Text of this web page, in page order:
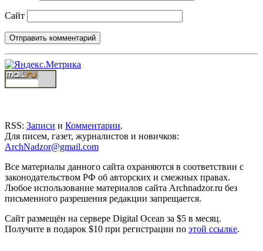
Сайт
RSS: Записи и Комментарии.
Для писем, газет, журналистов и новичков:
ArchNadzor@gmail.com
Все материалы данного сайта охраняются в соответствии с
законодательством РФ об авторских и смежных правах.
Любое использование материалов сайта Archnadzor.ru без
письменного разрешения редакции запрещается.
Сайт размещён на сервере Digital Ocean за $5 в месяц.
Получите в подарок $10 при регистрации по этой ссылке.